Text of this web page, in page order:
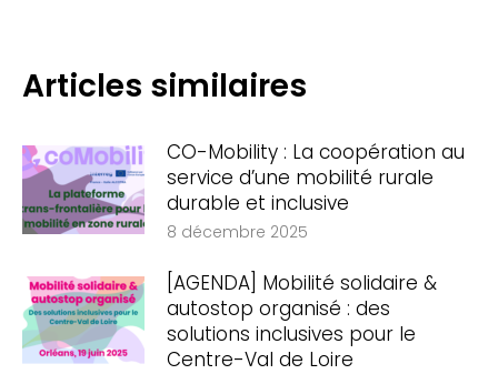
Articles similaires
CO-Mobility : La coopération au
service d’une mobilité rurale
durable et inclusive
8 décembre 2025
[AGENDA] Mobilité solidaire &
autostop organisé : des
solutions inclusives pour le
Centre-Val de Loire